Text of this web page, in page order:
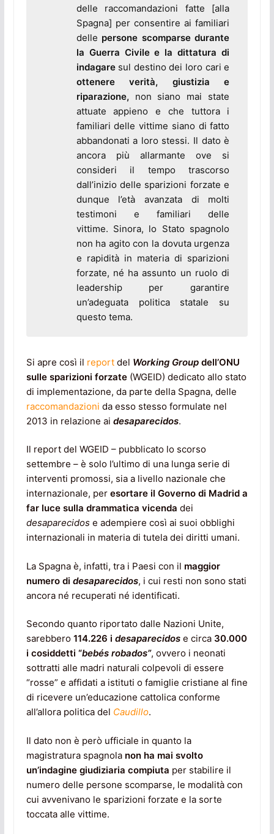
delle raccomandazioni fatte [alla
Spagna] per consentire ai familiari
delle persone scomparse durante
la Guerra Civile e la dittatura di
indagaresul destino dei loro cari e
ottenere verità, giustizia e
riparazione, non siano mai state
attuate appieno e che tuttora i
familiari delle vittime siano di fatto
abbandonati a loro stessi. Il dato è
ancora più allarmante ove si
consideri il tempo trascorso
dall’inizio delle sparizioni forzate e
dunque l’età avanzata di molti
testimoni e familiari delle
vittime. Sinora, lo Stato spagnolo
non ha agito con la dovuta urgenza
e rapidità in materia di sparizioni
forzate, né ha assunto un ruolo di
leadership per garantire
un’adeguata politica statale su
questo tema.
Si apre così il reportdel Working Groupdell’ONU
sulle sparizioni forzate(WGEID) dedicato allo stato
di implementazione, da parte della Spagna, delle
raccomandazioni da esso stesso formulate nel
2013 in relazione ai desaparecidos.
Il report del WGEID – pubblicato lo scorso
settembre – è solo l’ultimo di una lunga serie di
interventi promossi, sia a livello nazionale che
internazionale, per esortare il Governo di Madrid a
far luce sulla drammatica vicenda dei
desaparecidose adempiere così ai suoi obblighi
internazionali in materia di tutela dei diritti umani.
La Spagna è, infatti, tra i Paesi con il maggior
numero di desaparecidos, i cui resti non sono stati
ancora né recuperati né identificati.
Secondo quanto riportato dalle Nazioni Unite,
sarebbero 114.226 i desaparecidose circa30.000
i cosiddetti “bebés robados”, ovvero i neonati
sottratti alle madri naturali colpevoli di essere
“rosse” e affidati a istituti o famiglie cristiane al fine
di ricevere un’educazione cattolica conforme
all’allora politica del Caudillo.
Il dato non è però ufficiale in quanto la
magistratura spagnola non ha mai svolto
un’indagine giudiziaria compiuta per stabilire il
numero delle persone scomparse, le modalità con
cui avvenivano le sparizioni forzate e la sorte
toccata alle vittime.